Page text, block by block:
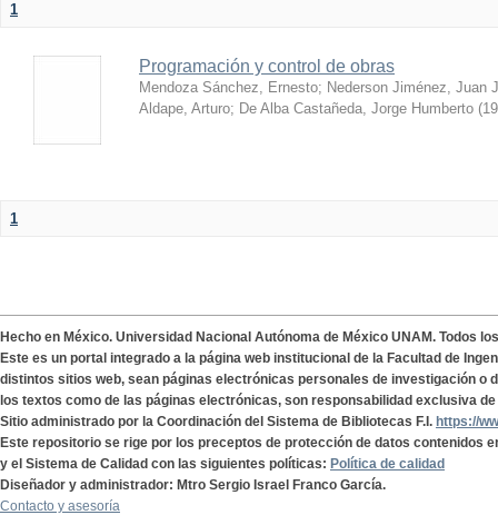
1
Programación y control de obras
Mendoza Sánchez, Ernesto; Nederson Jiménez, Juan
Aldape, Arturo; De Alba Castañeda, Jorge Humberto (
1
Hecho en México. Universidad Nacional Autónoma de México UNAM. Todos
Este es un portal integrado a la página web institucional de la Facultad de
distintos sitios web, sean páginas electrónicas personales de investigación o
los textos como de las páginas electrónicas, son responsabilidad exclusiva
Sitio administrado por la Coordinación del Sistema de Bibliotecas F.I. https://
Este repositorio se rige por los preceptos de protección de datos contenidos
y el Sistema de Calidad con las siguientes políticas: Política de calidad
Diseñador y administrador: Mtro Sergio Israel Franco García.
Contacto y asesoría